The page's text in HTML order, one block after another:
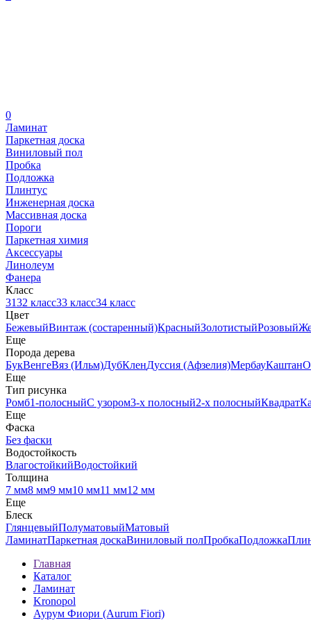
0
Ламинат
Паркетная доска
Виниловый пол
Пробка
Подложка
Плинтус
Инженерная доска
Массивная доска
Пороги
Паркетная химия
Аксессуары
Линолеум
Фанера
Класс
3132 класс33 класс34 класс
Цвет
БежевыйВинтаж (состаренный)КрасныйЗолотистыйРозовый
Еще
Порода дерева
БукВенгеВяз (Ильм)ДубКленДуссия (Афзелия)МербауКаштан
Еще
Тип рисунка
Ромб1-полосныйС узором3-х полосный2-х полосныйКвадрат
Еще
Фаска
Без фаски
Водостойкость
ВлагостойкийВодостойкий
Толщина
7 мм8 мм9 мм10 мм11 мм12 мм
Еще
Блеск
ГлянцевыйПолуматовыйМатовый
ЛаминатПаркетная доскаВиниловый полПробкаПодложка
Главная
Каталог
Ламинат
Kronopol
Аурум Фиори (Aurum Fiori)